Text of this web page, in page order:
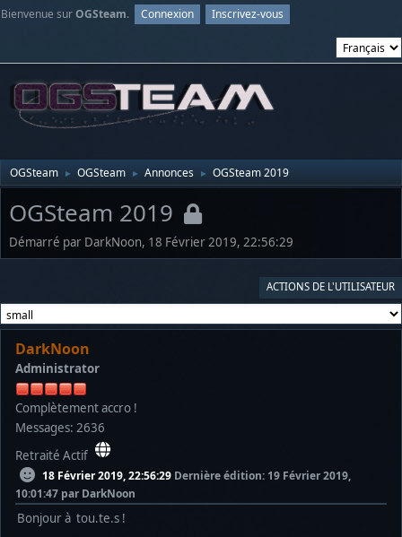
Bienvenue surOGSteam. Connexion Inscrivez-vous
OGSteam ► OGSteam ► Annonces ► OGSteam 2019
OGSteam 2019
Démarré par DarkNoon, 18 Février 2019, 22:56:29
ACTIONS DE L'UTILISATEUR
DarkNoon
Administrator
Complètement accro !
Messages: 2636
Retraité Actif
18 Février 2019, 22:56:29 Dernière édition: 19 Février 2019,
10:01:47 par DarkNoon
Bonjour à tou.te.s !